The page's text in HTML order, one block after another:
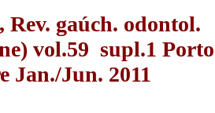
Rev. gaúch. odontol.
vol.59 supl.1 Porto
Jan./Jun. 2011